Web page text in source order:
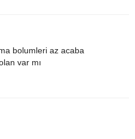
bolumleri az acaba
var mı